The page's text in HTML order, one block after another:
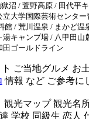
沼 / 萱野高原 / 田代平
大学国際芸術センター
/ 荒川温泉 / まかど温
キャンプ場 / 八甲田山
ゴールドライン
ご当地グルメ お
情報 など ご参考に
観光マップ 観光名
学校 同級生 恋人